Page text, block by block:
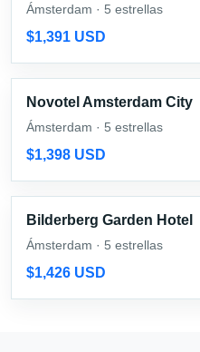
Ámsterdam · 5 estrellas
$1,391 USD
Novotel Amsterdam City
Ámsterdam · 5 estrellas
$1,398 USD
Bilderberg Garden Hotel
Ámsterdam · 5 estrellas
$1,426 USD